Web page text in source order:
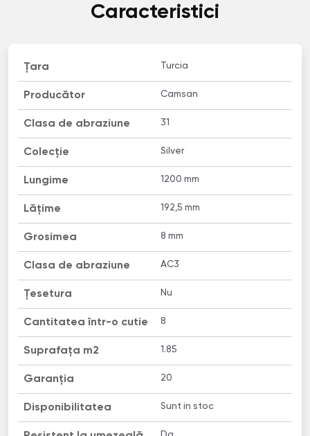
Caracteristici
Țara Turcia
Producător Camsan
Clasa de abraziune 31
Colecție Silver
Lungime 1200 mm
Lățime 192,5 mm
Grosimea 8 mm
Clasa de abraziune AC3
Țesetura Nu
Cantitatea într-o cutie 8
Suprafața m2 1.85
Garanția 20
Disponibilitatea Sunt in stoc